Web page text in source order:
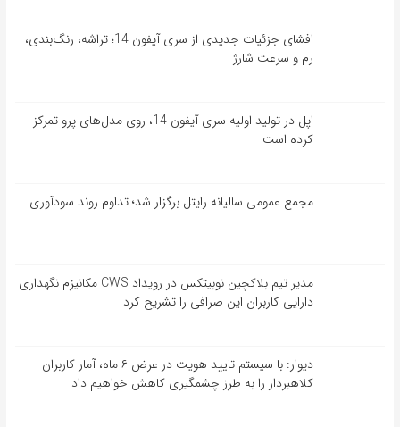
افشای جزئیات جدیدی از سری آیفون 14؛ تراشه، رنگ‌بندی،
رم و سرعت شارژ
اپل در تولید اولیه سری آیفون 14، روی مدل‌های پرو تمرکز
کرده است
مجمع عمومی سالیانه رایتل برگزار شد؛ تداوم روند سودآوری
مدیر تیم بلاکچین نوبیتکس در رویداد CWS مکانیزم نگهداری
دارایی کاربران این صرافی را تشریح کرد
دیوار: با سیستم تایید هویت در عرض ۶ ماه، آمار کاربران
کلاهبردار را به طرز چشمگیری کاهش خواهیم داد